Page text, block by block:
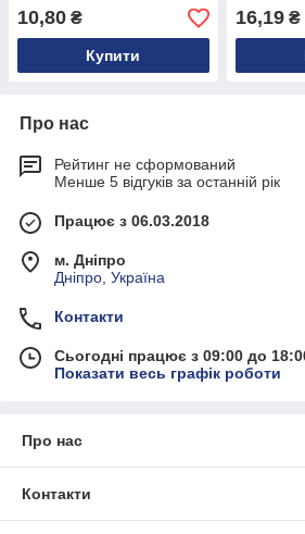
10,80 ₴
Купити
16,19₴
Про нас
Рейтинг не сформований
Менше 5 відгуків за останній рік
Працює з 06.03.2018
м. Дніпро
Дніпро, Україна
Контакти
Сьогодні працює з 09:00 до
Показати весь графік роботи
Про нас
Контакти